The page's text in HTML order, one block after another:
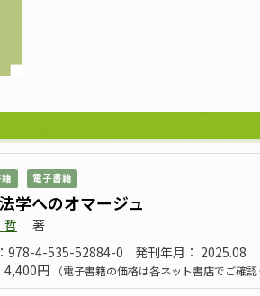
電子書籍
学へのオマージュ
著
978-4-535-52884-0
発刊年月： 2025.08
4,400円
（電子書籍の価格は各ネット書店でご確